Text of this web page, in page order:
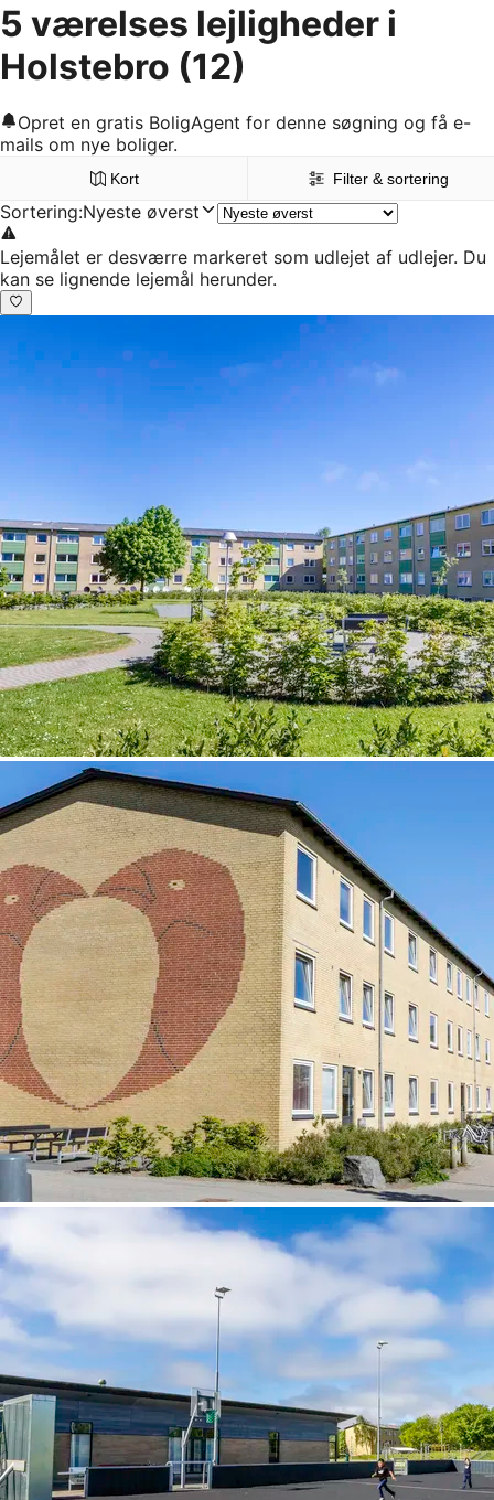
5 værelses lejligheder i
Holstebro (12)
Opret en gratis BoligAgent for denne søgning og få e-
mails om nye boliger.
Kort Filter & sortering
Sortering:Nyeste øverst
Lejemålet er desværre markeret som udlejet af udlejer. Du
kan se lignende lejemål herunder.